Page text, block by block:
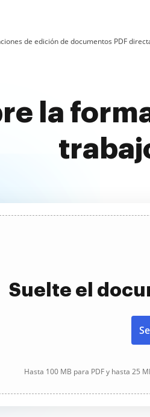
de edición de documentos PDF
la
Suelte el
Hasta 100 MB para PDF y hasta 25 MB